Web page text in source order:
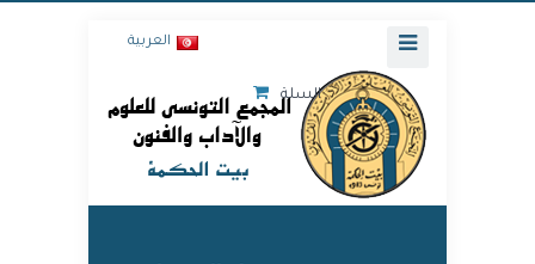
العربية
السلة